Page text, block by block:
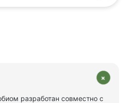
+
разработан совместно с